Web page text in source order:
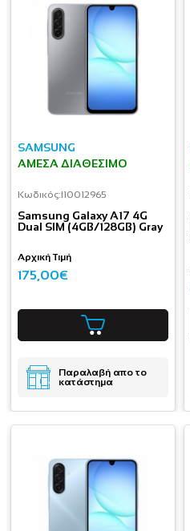
SAMSUNG
ΆΜΕΣΑ ΔΙΑΘΈΣΙΜΟ
Κωδικός:I10012965
Samsung Galaxy A17 4G
Dual SIM (4GB/128GB) Gray
Αρχική Τιμή
175,00€
Παραλαβή απο το
κατάστημα